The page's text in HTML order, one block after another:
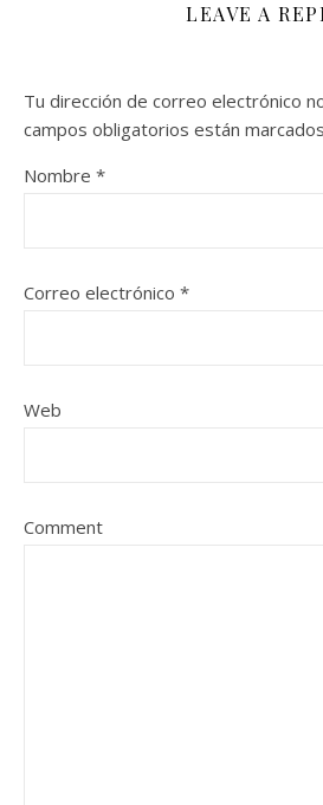
LEAVE A
Tu dirección de correo electrónico
campos obligatorios están
Nombre *
Correo electrónico *
Web
Comment